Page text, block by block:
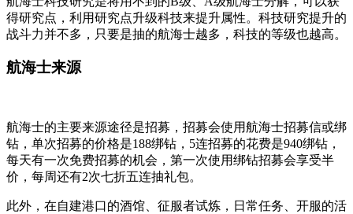
得研究点，利用研究点升级科技来提升属性。科技研究提升的
战斗力并不多，只要是抽的航海士越多，科技的等级也越高。
航海士来源
航海士的主要来源途径是招募，招募会使用航海士招募信或绑
钻，单次招募的价格是188绑钻，5连招募的花费是940绑钻，
每天有一次免费招募的机会，第一次使用绑钻招募会享受半
价，每周还有2次七折五连抽礼包。
此外，在自建港口的酒馆、征服者试炼，日常任务、开服的活